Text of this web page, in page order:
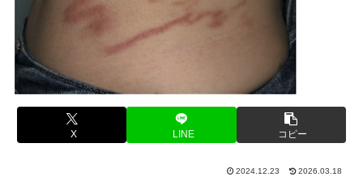
X LINE コピー
2024.12.23 2026.03.18